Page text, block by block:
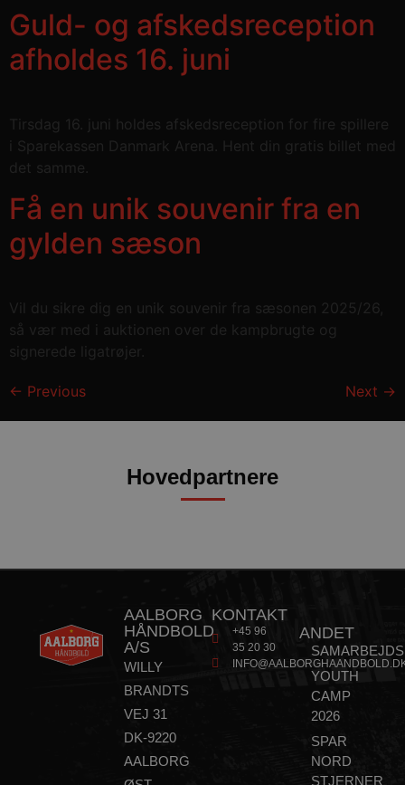
Guld- og afskedsreception
afholdes 16. juni
Tirsdag 16. juni holdes afskedsreception for fire spillere
i Sparekassen Danmark Arena. Hent din gratis billet med
det samme.
Få en unik souvenir fra en
gylden sæson
Vil du sikre dig en unik souvenir fra sæsonen 2025/26,
så vær med i auktionen over de kampbrugte og
signerede ligatrøjer.
← Previous Next →
Hovedpartnere
AALBORG
HÅNDBOLD
A/S
WILLY
BRANDTS
VEJ 31
DK-9220
AALBORG
KONTAKT
+45 96
35 20 30
ANDET
YOUTH
CAMP
2026
SPAR
NORD
STJERNER
Målretning
Funktionalitet
Absolut nødvendige cookies muliggør
hjemmesidens grundlæggende funktionalitet
såsom brugerlogin og kontoadministration.
_dcid
__cf_bm
CookieScriptConsent
aalborghaandbold.dk
VISITOR_PRIVACY_METADATA
YouTube
.youtube.com